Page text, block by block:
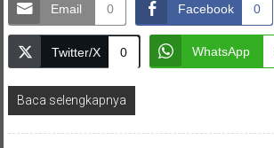
Email 0 Facebook 0
Twitter/X 0 WhatsApp
Baca selengkapnya